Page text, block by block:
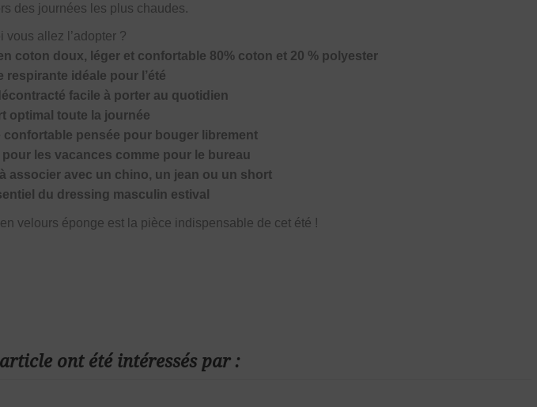
des journées les plus chaudes.
vous allez l’adopter ?
coton doux, léger et confortable 80% coton et 20 % polyester
respirante idéale pour l’été
facile à porter au quotidien
optimal toute la journée
confortable pensée pour bouger librement
pour les vacances comme pour le bureau
à associer avec un chino, un jean ou un short
du dressing masculin estival
velours éponge est la pièce indispensable de cet été !
ont été intéressés par :